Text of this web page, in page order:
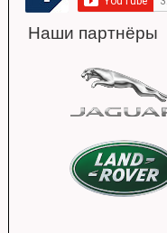
Наши партнёры